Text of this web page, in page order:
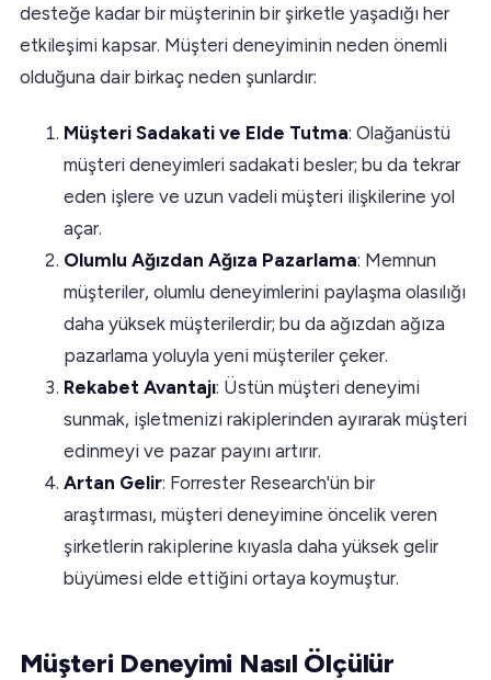
desteğe kadar bir müşterinin bir şirketle yaşadığı her
etkileşimi kapsar. Müşteri deneyiminin neden önemli
olduğuna dair birkaç neden şunlardır:
Müşteri Sadakati ve Elde Tutma: Olağanüstü
müşteri deneyimleri sadakati besler; bu da tekrar
eden işlere ve uzun vadeli müşteri ilişkilerine yol
açar.
Olumlu Ağızdan Ağıza Pazarlama: Memnun
müşteriler, olumlu deneyimlerini paylaşma olasılığı
daha yüksek müşterilerdir; bu da ağızdan ağıza
pazarlama yoluyla yeni müşteriler çeker.
Rekabet Avantajı: Üstün müşteri deneyimi
sunmak, işletmenizi rakiplerinden ayırarak müşteri
edinmeyi ve pazar payını artırır.
Artan Gelir: Forrester Research'ün bir
araştırması, müşteri deneyimine öncelik veren
şirketlerin rakiplerine kıyasla daha yüksek gelir
büyümesi elde ettiğini ortaya koymuştur.
Müşteri Deneyimi Nasıl Ölçülür